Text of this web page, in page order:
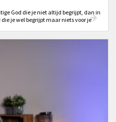
God die je niet altijd begrijpt, dan in
je wel begrijpt maar niets voor je